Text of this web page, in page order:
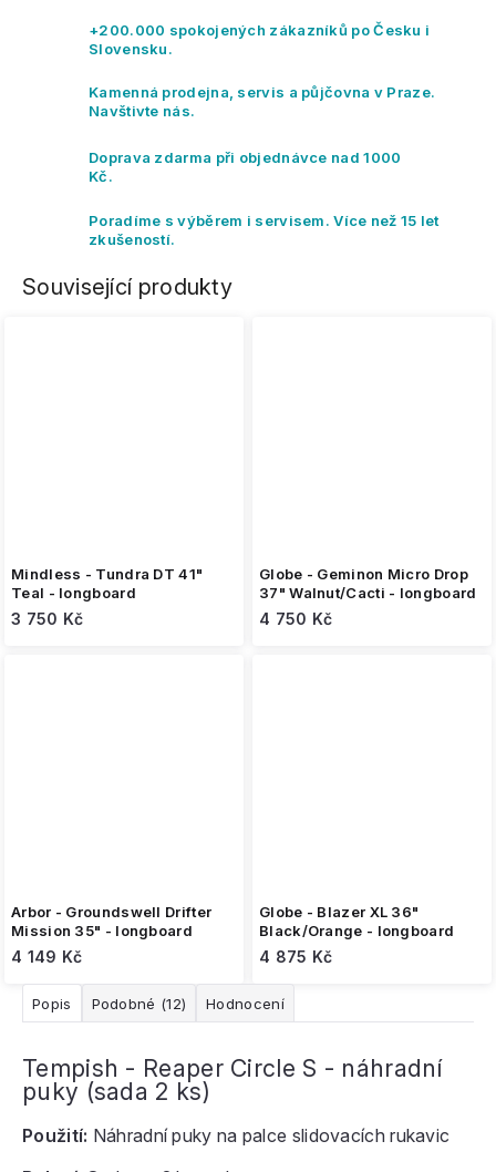
+200.000 spokojených zákazníků po Česku i
Slovensku.
Kamenná prodejna, servis a půjčovna v Praze.
Navštivte nás.
Doprava zdarma při objednávce nad 1000
Kč.
Poradíme s výběrem i servisem. Více než 15 let
zkušeností.
Související produkty
Mindless - Tundra DT 41"
Teal - longboard
3 750 Kč
Globe - Geminon Micro Drop
37" Walnut/Cacti - longboard
4 750 Kč
Arbor - Groundswell Drifter
Mission 35" - longboard
4 149 Kč
Globe - Blazer XL 36"
Black/Orange - longboard
4 875 Kč
Popis Podobné (12) Hodnocení
Tempish - Reaper Circle S - náhradní
puky (sada 2 ks)
Použití: Náhradní puky na palce slidovacích rukavic